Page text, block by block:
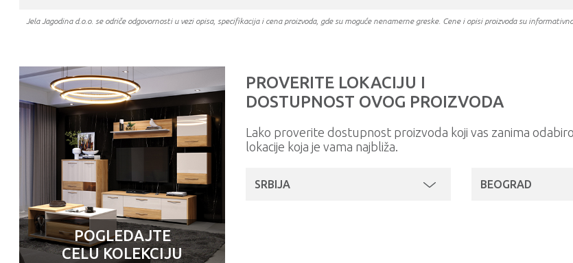
Jela Jagodina d.o.o. se odriče odgovornosti u vezi opisa, specifikacija i cena proizvoda, gde su moguće nenamerne greske. Cene i opisi proizvoda su
PROVERITE LOKACIJU I
DOSTUPNOST OVOG PROIZVODA
Lako proverite dostupnost proizvoda koji vas zanima
lokacije koja je vama najbliža.
SRBIJA BEOGRAD
POGLEDAJTE
CELU KOLEKCIJU